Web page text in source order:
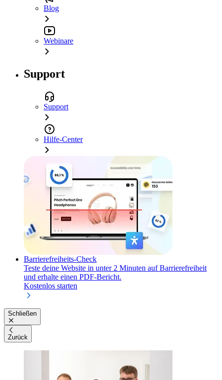
Blog
Webinare
Support
Support
Hilfe-Center
Barrierefreiheits-Check
Teste deine Website in unter 2 Minuten auf Barrierefreiheit
und erhalte einen PDF-Bericht.
Kostenlos starten
Schließen
Zurück